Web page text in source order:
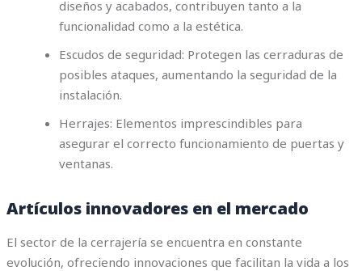
diseños y acabados, contribuyen tanto a la
funcionalidad como a la estética.
Escudos de seguridad: Protegen las cerraduras de
posibles ataques, aumentando la seguridad de la
instalación.
Herrajes: Elementos imprescindibles para
asegurar el correcto funcionamiento de puertas y
ventanas.
Artículos innovadores en el mercado
El sector de la cerrajería se encuentra en constante
evolución, ofreciendo innovaciones que facilitan la vida a los